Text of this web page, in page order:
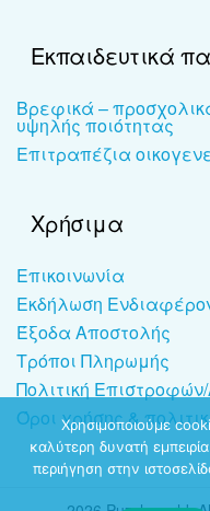
Εκπαιδευτικά
Βρεφικά –
υψηλής ποιότητας
Επιτραπέζια
Χρήσιμα
Επικοινωνία
Εκδήλωση
Έξοδα Αποστολής
Τρόποι Πληρωμής
Πολιτική
Όροι χρήσης &
Χρησιμοποιούμε
καλύτερη δυνατή
περιήγηση στην